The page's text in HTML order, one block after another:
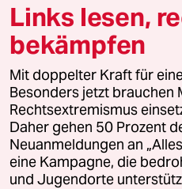
© 2026 taz Verlags und
Alle Rechte vorbehalten. Bei
wenden Sie sich bitte an
Feedback Redaktionsstatut
Leitlinie Informant
Links lesen,
bekämpfen
Mit doppelter Kraft für
Besonders jetzt brauchen
Rechtsextremismus
Daher gehen 50 Prozent
Neuanmeldungen an
eine Kampagne, die
und Jugendorte